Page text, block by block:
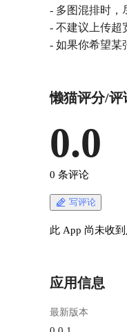
- 多图混排时，
- 不建议上传超
- 如果你希望某
懒猫评分/评
0.0
0 条评论
写评论
此 App 尚未收
应用信息
最新版本